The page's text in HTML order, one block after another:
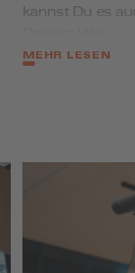
kannst Du es
Ob Frau oder
Den Blutzucker
Oder Muskeln
fühlen? Legen
aktivpark Kall
MEHR LESEN